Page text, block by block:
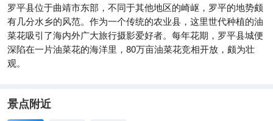
罗平县位于曲靖市东部，不同于其他地区的崎岖，罗平的地势颇
有几分水乡的风范。作为一个传统的农业县，这里世代种植的油
菜花吸引了海内外广大旅行摄影爱好者。每年花期，罗平县城便
深陷在一片油菜花的海洋里，80万亩油菜花竞相开放，颇为壮
观。
景点附近